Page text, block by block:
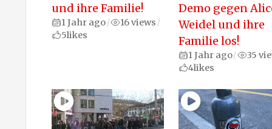
und ihre Familie!
1 Jahr ago/ 16 views /
5likes
Demo gegen
Weidel und ihre
Familie los!
1 Jahr ago/
35
4likes